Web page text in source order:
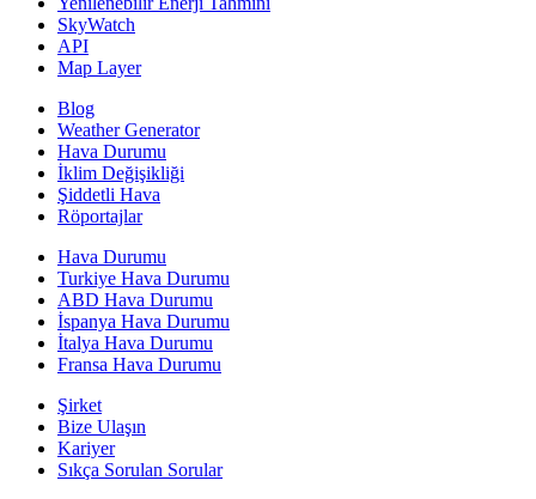
SkyWatch
API
Map Layer
Blog
Weather Generator
Hava Durumu
İklim Değişikliği
Şiddetli Hava
Röportajlar
Hava Durumu
Turkiye Hava Durumu
ABD Hava Durumu
İspanya Hava Durumu
İtalya Hava Durumu
Fransa Hava Durumu
Şirket
Bize Ulaşın
Kariyer
Sıkça Sorulan Sorular